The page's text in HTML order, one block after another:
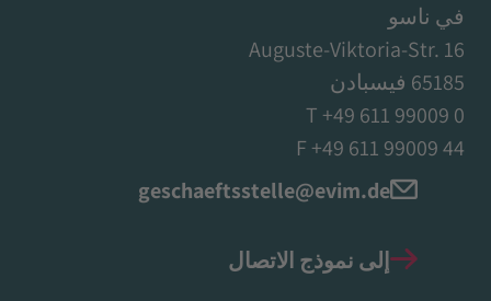
في ناسو
Auguste-Viktoria-Str. 16
65185 فيسبادن
T +49 611 99009 0
F +49 611 99009 44
geschaeftsstelle@evim.de
إلى نموذج الاتصال